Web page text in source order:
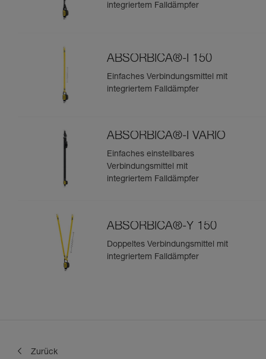
integriertem Falldämpfer
ABSORBICA®-I 150
Einfaches Verbindungsmittel mit
integriertem Falldämpfer
ABSORBICA®-I VARIO
Einfaches einstellbares
Verbindungsmittel mit
integriertem Falldämpfer
ABSORBICA®-Y 150
Doppeltes Verbindungsmittel mit
integriertem Falldämpfer
Zurück